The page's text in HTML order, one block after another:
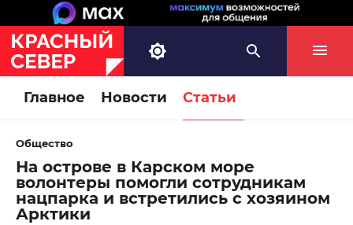
Главное Новости Статьи
Общество
На острове в Карском море
волонтеры помогли сотрудникам
нацпарка и встретились с хозяином
Арктики